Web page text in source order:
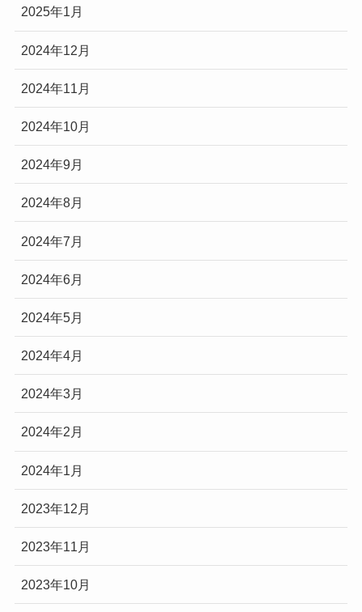
2025年1月
2024年12月
2024年11月
2024年10月
2024年9月
2024年8月
2024年7月
2024年6月
2024年5月
2024年4月
2024年3月
2024年2月
2024年1月
2023年12月
2023年11月
2023年10月